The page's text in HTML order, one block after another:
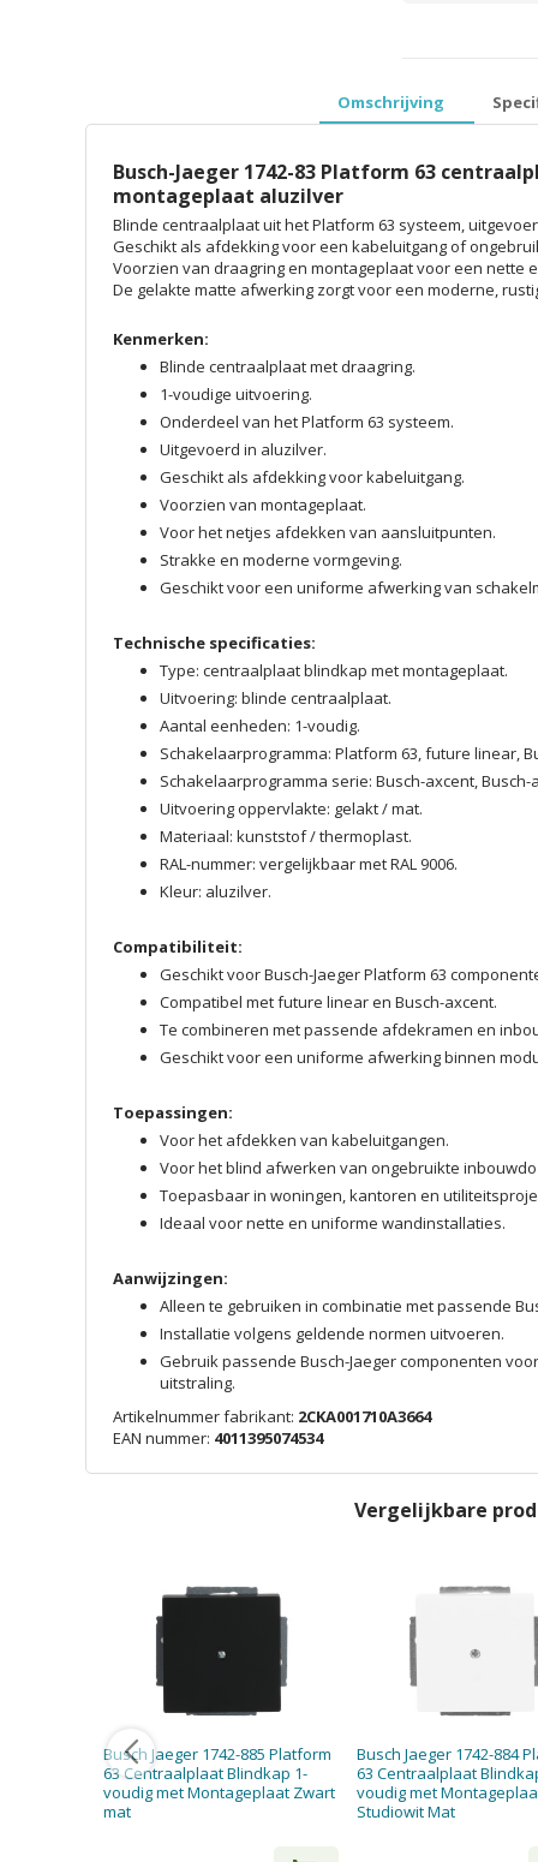
Omschrijving
Busch-Jaeger 1742-83 Platform 63
montageplaat aluzilver
Blinde centraalplaat uit het Platform 63 systeem,
Geschikt als afdekking voor een kabeluitgang of
Voorzien van draagring en montageplaat voor een nette
De gelakte matte afwerking zorgt voor een moderne,
Kenmerken:
Blinde centraalplaat met draagring.
1-voudige uitvoering.
Onderdeel van het Platform 63 systeem.
Uitgevoerd in aluzilver.
Geschikt als afdekking voor kabeluitgang.
Voorzien van montageplaat.
Voor het netjes afdekken van aansluitpunten.
Strakke en moderne vormgeving.
Geschikt voor een uniforme afwerking van
Technische specificaties:
Type: centraalplaat blindkap met montageplaat.
Uitvoering: blinde centraalplaat.
Aantal eenheden: 1-voudig.
Schakelaarprogramma: Platform 63, future linear,
Schakelaarprogramma serie: Busch-axcent, Busch-
Uitvoering oppervlakte: gelakt / mat.
Materiaal: kunststof / thermoplast.
RAL-nummer: vergelijkbaar met RAL 9006.
Kleur: aluzilver.
Compatibiliteit:
Geschikt voor Busch-Jaeger Platform 63
Compatibel met future linear en Busch-axcent.
Te combineren met passende afdekramen en
Geschikt voor een uniforme afwerking binnen
Toepassingen:
Voor het afdekken van kabeluitgangen.
Voor het blind afwerken van ongebruikte
Toepasbaar in woningen, kantoren en
Ideaal voor nette en uniforme wandinstallaties.
Aanwijzingen:
Alleen te gebruiken in combinatie met passende
Installatie volgens geldende normen uitvoeren.
Gebruik passende Busch-Jaeger componenten
uitstraling.
Artikelnummer fabrikant: 2CKA001710A3664
EAN nummer: 4011395074534
Vergelijkbare
Busch Jaeger 1742-885 Platform
63 Centraalplaat Blindkap 1-
voudig met Montageplaat Zwart
mat
Busch Jaeger 1742-884
63 Centraalplaat
voudig met
Studiowit Mat